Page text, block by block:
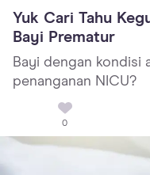
Yuk Cari Tahu
Bayi Prematur
Bayi dengan kondisi
penanganan NICU?
0